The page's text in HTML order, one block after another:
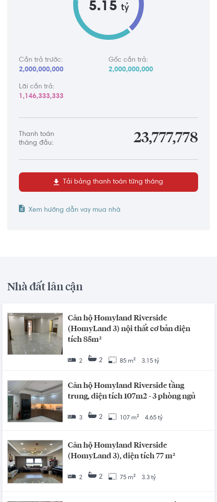
5.15 tỷ
Cần trả trước:
2,000,000,000
Gốc cần trả:
2,000,000,000
Lãi cần trả:
1,146,333,333
Thanh toán
tháng đầu:
23,777,778
Tải bảng thanh toán từng tháng
Xem hướng dẫn vay mua nhà
Nhà đất lân cận
Căn hộ Homyland Riverside
(HomyLand 3) nội thất cơ bản diện
tích 85m²
2 2 85 m² 3.15 tỷ
Căn hộ Homyland Riverside tầng
trung, diện tích 107m2 - 3 phòng ngủ
3 2 107 m² 4.65 tỷ
Căn hộ Homyland Riverside
(HomyLand 3), diện tích 77 m²
2 2 75 m² 3.3 tỷ